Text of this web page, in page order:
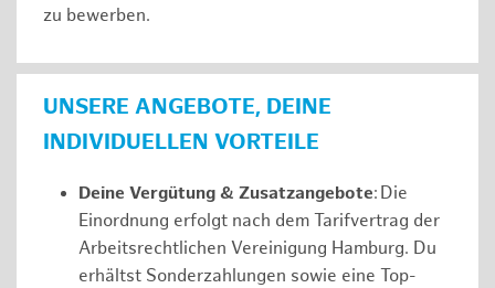
zu bewerben.
UNSERE ANGEBOTE, DEINE
INDIVIDUELLEN VORTEILE
Deine Vergütung & Zusatzangebote: Die
Einordnung erfolgt nach dem Tarifvertrag der
Arbeitsrechtlichen Vereinigung Hamburg. Du
erhältst Sonderzahlungen sowie eine Top-